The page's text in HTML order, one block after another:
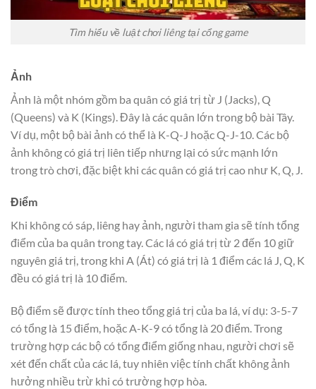
Tìm hiểu về luật chơi liêng tại cổng game
Ảnh
Ảnh là một nhóm gồm ba quân có giá trị từ J (Jacks), Q
(Queens) và K (Kings). Đây là các quân lớn trong bộ bài Tây.
Ví dụ, một bộ bài ảnh có thể là K-Q-J hoặc Q-J-10. Các bộ
ảnh không có giá trị liên tiếp nhưng lại có sức mạnh lớn
trong trò chơi, đặc biệt khi các quân có giá trị cao như K, Q, J.
Điểm
Khi không có sáp, liêng hay ảnh, người tham gia sẽ tính tổng
điểm của ba quân trong tay. Các lá có giá trị từ 2 đến 10 giữ
nguyên giá trị, trong khi A (Át) có giá trị là 1 điểm các lá J, Q, K
đều có giá trị là 10 điểm.
Bộ điểm sẽ được tính theo tổng giá trị của ba lá, ví dụ: 3-5-7
có tổng là 15 điểm, hoặc A-K-9 có tổng là 20 điểm. Trong
trường hợp các bộ có tổng điểm giống nhau, người chơi sẽ
xét đến chất của các lá, tuy nhiên việc tính chất không ảnh
hưởng nhiều trừ khi có trường hợp hòa.